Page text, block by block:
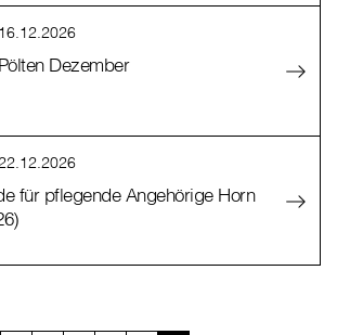
Dezember
für pflegende Angehörige Horn